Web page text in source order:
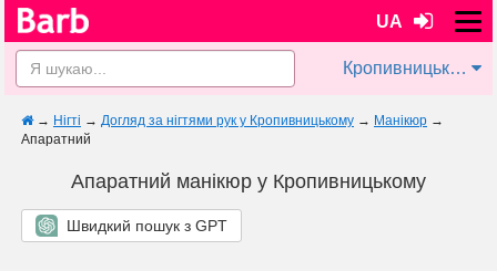
UA
Кропивницький
→ Нігті → Догляд за нігтями рук у Кропивницькому → Манікюр →
Апаратний
Апаратний манікюр у Кропивницькому
Швидкий пошук з GPT